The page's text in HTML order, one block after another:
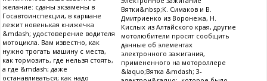
желание: сданы экзамены в
Госавтоинспекции, в кармане
лежит новенькая книжечка
&mdash; удостоверение водителя
мотоцикла. Вам известно, как
нужно трогать машину с места,
как тормозить, где нельзя стоять,
а где &mdash; даже
останавливаться; как надо
Вятки&nbsp;К. Симаков и В.
Дмитриенко из Воронежа, Н.
Кислых из Алтайского края, другие
мотолюбители просят сообщить
данные об элементах
электронного зажигания,
примененного на мотороллере
&laquo;Вятка &mdash; 3-